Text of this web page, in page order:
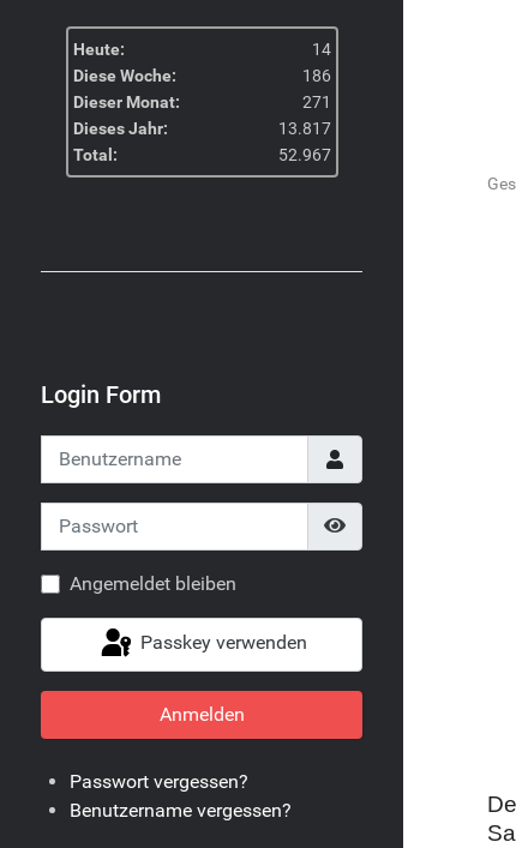
Heute:
14
Diese Woche:
186
Dieser Monat:
271
Dieses Jahr:
13.817
Total:
52.967
Login Form
Benutzername
Passwort
Angemeldet bleiben
Passkey verwenden
Anmelden
Passwort vergessen?
Benutzername vergessen?